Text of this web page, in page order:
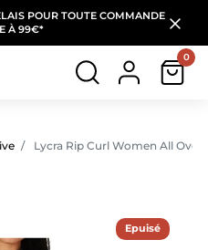
POUR TOUTE COMMANDE
À 99€*
0
Lycra Rip Curl Women All Over
Epuisé